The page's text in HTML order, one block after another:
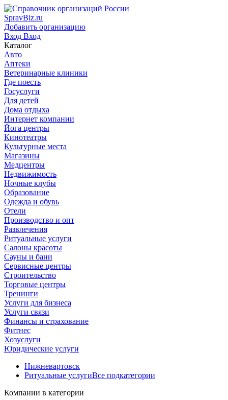
SpravBiz.ru
Добавить организацию
Вход Вход
Каталог
Авто
Аптеки
Ветеринарные клиники
Где поесть
Госуслуги
Для детей
Дома отдыха
Интернет компании
Йога центры
Кинотеатры
Культурные места
Магазины
Медцентры
Недвижимость
Ночные клубы
Образование
Одежда и обувь
Отели
Производство и опт
Развлечения
Ритуальные услуги
Салоны красоты
Сауны и бани
Сервисные центры
Строительство
Торговые центры
Тренинги
Услуги для бизнеса
Услуги связи
Финансы и страхование
Фитнес
Хозуслуги
Юридические услуги
Нижневартовск
Ритуальные услугиВсе подкатегории
Компании в категории